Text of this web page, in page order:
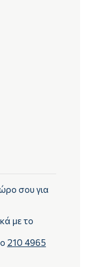
σου για
με το
210 4965